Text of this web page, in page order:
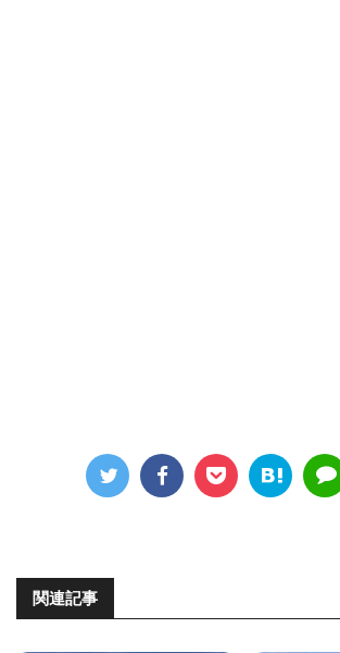
関連記事